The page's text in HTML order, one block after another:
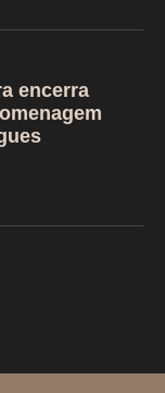
encerra